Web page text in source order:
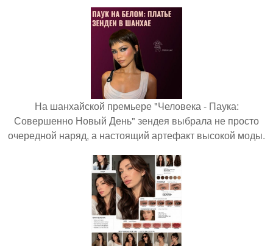
На шанхайской премьере "Человека - Паука:
Совершенно Новый День" зендея выбрала не просто
очередной наряд, а настоящий артефакт высокой моды.